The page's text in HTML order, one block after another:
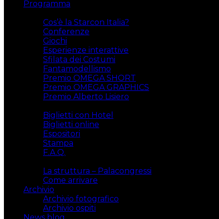
Programma
Cos’è la Starcon Italia?
Conferenze
Giochi
Esperienze interattive
Sfilata dei Costumi
Fantamodellismo
Premio OMEGA SHORT
Premio OMEGA GRAPHICS
Premio Alberto Lisiero
Biglietti con Hotel
Biglietti online
Espositori
Stampa
F.A.Q.
La struttura – Palacongressi
Come arrivare
Archivio
Archivio fotografico
Archivio ospiti